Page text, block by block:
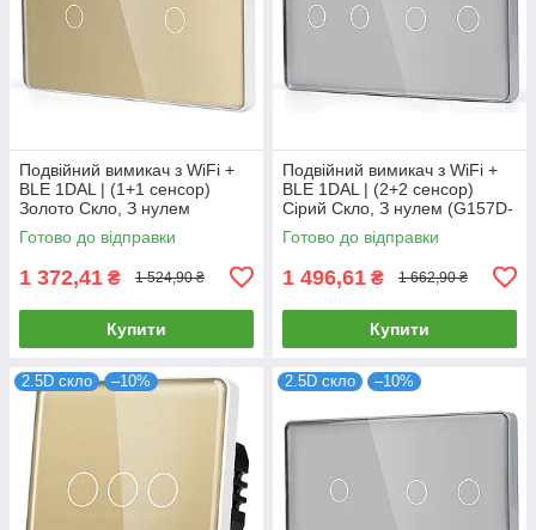
Подвійний вимикач з WiFi +
BLE 1DAL | (1+1 сенсор)
Золото Скло, З нулем
(G157D-SW1GX2.WF.GD)
Готово до відправки
1 372,41 ₴ 1 524,90 ₴
Купити
Подвійний вимикач з WiFi +
BLE 1DAL | (2+2 сенсор)
Сірий Скло, З нулем (G157D-
SW2GX2.WF.GR)
Готово до відправки
1 496,61 ₴ 1 662,90 ₴
Купити
2.5D скло –10% 2.5D скло –10%